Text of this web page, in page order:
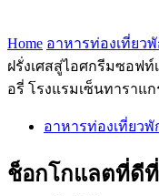
Home อาหารท่องเที่ยว
ฝรั่งเศสสู่ไอศกรีมซอฟ
อรี่ โรงแรมเซ็นทาราแ
อาหารท่องเที่ยว
ช็อกโกแลตที่ดีที่